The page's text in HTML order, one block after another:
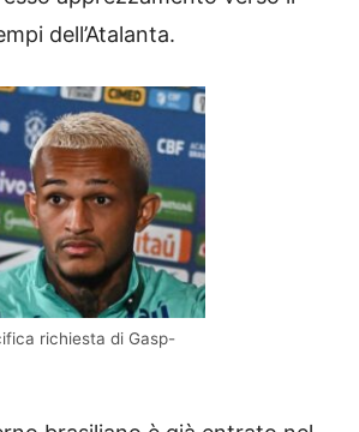
dell’Atalanta.
richiesta di Gasp-